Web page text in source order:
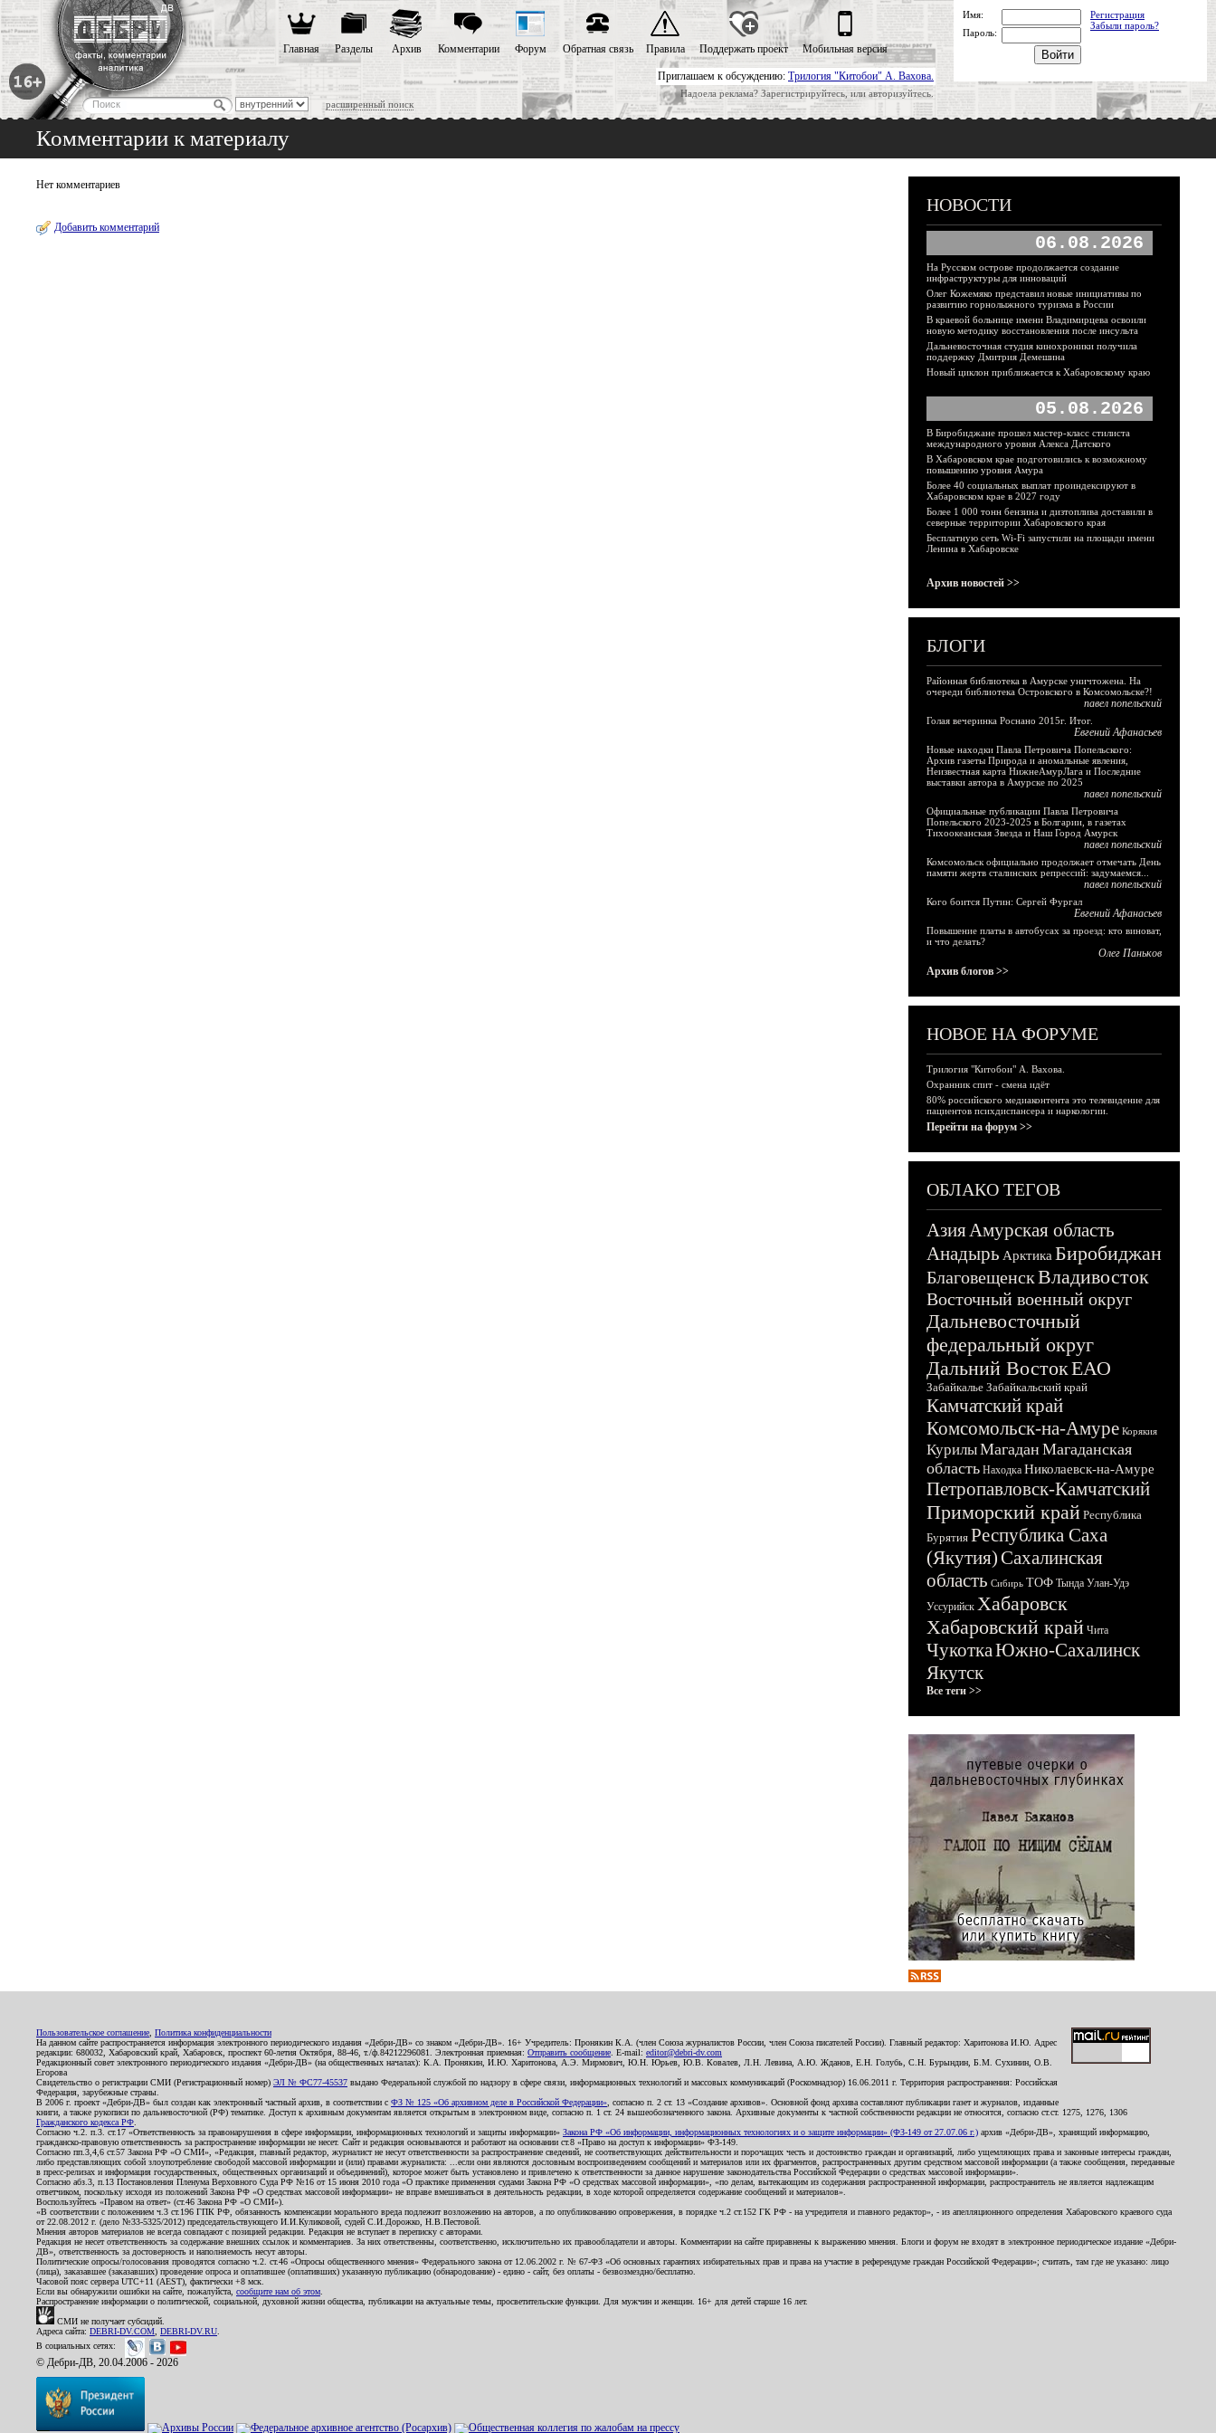
Приглашаем к обсуждению: Трилогия "Китобои" А. Вахова.
Надоела реклама? Зарегистрируйтесь, или авторизуйтесь.
расширенный поиск
Главная Разделы Архив Комментарии Форум Обратная связь Правила Поддержать проект Мобильная версия
Имя:
Регистрация
Забыли пароль?
Пароль:
Комментарии к материалу
Нет комментариев
Добавить комментарий
НОВОСТИ
06.08.2026
На Русском острове продолжается создание
инфраструктуры для инноваций
Олег Кожемяко представил новые инициативы по
развитию горнолыжного туризма в России
В краевой больнице имени Владимирцева освоили
новую методику восстановления после инсульта
Дальневосточная студия кинохроники получила
поддержку Дмитрия Демешина
Новый циклон приближается к Хабаровскому краю
05.08.2026
В Биробиджане прошел мастер-класс стилиста
международного уровня Алекса Датского
В Хабаровском крае подготовились к возможному
повышению уровня Амура
Более 40 социальных выплат проиндексируют в
Хабаровском крае в 2027 году
Более 1 000 тонн бензина и дизтоплива доставили в
северные территории Хабаровского края
Бесплатную сеть Wi-Fi запустили на площади имени
Ленина в Хабаровске
Архив новостей >>
БЛОГИ
Районная библиотека в Амурске уничтожена. На
очереди библиотека Островского в Комсомольске?!
павел попельский
Голая вечеринка Роснано 2015г. Итог.
Евгений Афанасьев
Новые находки Павла Петровича Попельского:
Архив газеты Природа и аномальные явления,
Неизвестная карта НижнеАмурЛага и Последние
выставки автора в Амурске по 2025
павел попельский
Официальные публикации Павла Петровича
Попельского 2023-2025 в Болгарии, в газетах
Тихоокеанская Звезда и Наш Город Амурск
павел попельский
Комсомольск официально продолжает отмечать День
памяти жертв сталинских репрессий: задумаемся...
павел попельский
Кого боится Путин: Сергей Фургал
Евгений Афанасьев
Повышение платы в автобусах за проезд: кто виноват,
и что делать?
Олег Паньков
Архив блогов >>
НОВОЕ НА ФОРУМЕ
Трилогия "Китобои" А. Вахова.
Охранник спит - смена идёт
80% российского медиаконтента это телевидение для
пациентов психдиспансера и наркологии.
Перейти на форум >>
ОБЛАКО ТЕГОВ
АзияАмурская область
Анадырь Арктика Биробиджан
БлаговещенскВладивосток
Восточный военный округ
Дальневосточный
федеральный округ
Дальний ВостокЕАО
Забайкалье Забайкальский край
Камчатский край
Комсомольск-на-Амуре Корякия
КурилыМагадан Магаданская
область Находка Николаевск-на-Амуре
Петропавловск-Камчатский
Приморский край Республика
Бурятия Республика Саха
(Якутия)Сахалинская
область Сибирь ТОФ Тында Улан-Удэ
Уссурийск Хабаровск
Хабаровский край Чита
ЧукоткаЮжно-Сахалинск
Якутск
Все теги >>
Пользовательское соглашение Политика конфиденциальности
На данном сайте распространяется информация электронного периодического издания «Дебри-ДВ» со знаком «Дебри-ДВ». 16+ Учредитель: Пронякин К.А. (член Союза журналистов России, член Союза писателей России). Главный редактор: Харитонова И.Ю. Адрес
редакции: 680032, Хабаровский край, Хабаровск, проспект 60-летия Октября, 88-46, т./ф.84212296081. Электронная приемная: Отправить сообщение . E-mail: editor@debri-dv.com
Редакционный совет электронного периодического издания «Дебри-ДВ» (на общественных началах): К.А. Пронякин, И.Ю. Харитонова, А.Э. Мирмович, Ю.Н. Юрьев, Ю.В. Ковалев, Л.Н. Левина, А.Ю. Жданов, Е.Н. Голубь, С.Н. Бурындин, Б.М. Сухинин, О.В.
Егорова
Свидетельство о регистрации СМИ (Регистрационный номер) ЭЛ № ФС77-45537 выдано Федеральной службой по надзору в сфере связи, информационных технологий и массовых коммуникаций (Роскомнадзор) 16.06.2011 г. Территория распространения: Российская
Федерация, зарубежные страны.
В 2006 г. проект «Дебри-ДВ» был создан как электронный частный архив, в соответствии с ФЗ № 125 «Об архивном деле в Российской Федерации» , согласно п. 2 ст. 13 «Создание архивов». Основной фонд архива составляют публикации газет и журналов, изданные
книги, а также рукописи по дальневосточной (РФ) тематике. Доступ к архивным документам является открытым в электронном виде, согласно п. 1 ст. 24 вышеобозначенного закона. Архивные документы к частной собственности редакции не относятся, согласно ст.ст. 1275, 1276, 1306
Гражданского кодекса РФ
Согласно ч.2. п.3. ст.17 «Ответственность за правонарушения в сфере информации, информационных технологий и защиты информации» Закона РФ «Об информации, информационных технологиях и о защите информации» (ФЗ-149 от 27.07.06 г.) архив «Дебри-ДВ», хранящий информацию,
гражданско-правовую ответственность за распространение информации не несет. Сайт и редакция основываются и работают на основании ст.8 «Право на доступ к информации» ФЗ-149.
Согласно пп.3,4,6 ст.57 Закона РФ «О СМИ», «Редакция, главный редактор, журналист не несут ответственности за распространение сведений, не соответствующих действительности и порочащих честь и достоинство граждан и организаций, либо ущемляющих права и законные интересы граждан,
либо представляющих собой злоупотребление свободой массовой информации и (или) правами журналиста: ...если они являются дословным воспроизведением сообщений и материалов или их фрагментов, распространенных другим средством массовой информации (а также сообщения, переданные
в пресс-релизах и информация государственных, общественных организаций и объединений), которое может быть установлено и привлечено к ответственности за данное нарушение законодательства Российской Федерации о средствах массовой информации».
Согласно абз.3, п.13 Постановления Пленума Верховного Суда РФ №16 от 15 июня 2010 года «О практике применения судами Закона РФ «О средствах массовой информации», «по делам, вытекающим из содержания распространенной информации, распространитель не является надлежащим
ответчиком, поскольку исходя из положений Закона РФ «О средствах массовой информации» не вправе вмешиваться в деятельность редакции, в ходе которой определяется содержание сообщений и материалов».
Воспользуйтесь «Правом на ответ» (ст.46 Закона РФ «О СМИ»).
«В соответствии с положением ч.3 ст.196 ГПК РФ, обязанность компенсации морального вреда подлежит возложению на авторов, а по опубликованию опровержения, в порядке ч.2 ст.152 ГК РФ - на учредителя и главного редактор», - из апелляционного определения Хабаровского краевого суда
от 22.08.2012 г. (дело №33-5325/2012) председательствующего И.И.Куликовой, судей С.И.Дорожко, Н.В.Пестовой.
Мнения авторов материалов не всегда совпадают с позицией редакции. Редакция не вступает в переписку с авторами.
Редакция не несет ответственность за содержание внешних ссылок и комментариев. За них ответственны, соответственно, исключительно их правообладатели и авторы. Комментарии на сайте приравнены к выражению мнения. Блоги и форум не входят в электронное периодическое издание «Дебри-
ДВ», ответственность за достоверность и наполняемость несут авторы.
Политические опросы/голосования проводятся согласно ч.2. ст.46 «Опросы общественного мнения» Федерального закона от 12.06.2002 г. № 67-ФЗ «Об основных гарантиях избирательных прав и права на участие в референдуме граждан Российской Федерации»; считать, там где не указано: лицо
(лица), заказавшее (заказавших) проведение опроса и оплатившее (оплативших) указанную публикацию (обнародование) - едино - сайт, без оплаты - безвозмездно/бесплатно.
Часовой пояс сервера UTC+11 (AEST), фактически +8 мск.
Если вы обнаружили ошибки на сайте, пожалуйста, сообщите нам об этом
Распространение информации о политической, социальной, духовной жизни общества, публикации на актуальные темы, просветительские функции. Для мужчин и женщин. 16+ для детей старше 16 лет.
СМИ не получает субсидий.
Адреса сайта: DEBRI-DV.COM DEBRI-DV.RU
В социальных сетях:
© Дебри-ДВ, 20.04.2006 - 2026